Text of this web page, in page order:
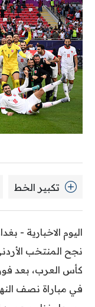
تكبير الخط
اليوم الاخبارية -
نجح المنتخب
في مباراة نصف